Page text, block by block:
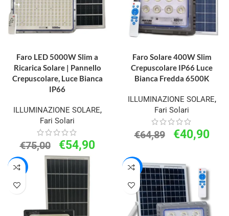
Faro LED 5000W Slim a
Ricarica Solare | Pannello
Crepuscolare, Luce Bianca
IP66
ILLUMINAZIONE SOLARE,
Fari Solari
€75,00 €54,90
Faro Solare 400W Slim
Crepuscolare IP66 Luce
Bianca Fredda 6500K
ILLUMINAZIONE SOLARE,
Fari Solari
€64,89 €40,90
-21% -30%